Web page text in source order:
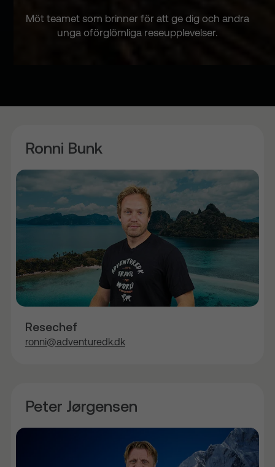
Möt teamet som brinner för att ge dig och andra
unga oförglömliga reseupplevelser.
Ronni Bunk
Resechef
ronni@adventuredk.dk
Peter Jørgensen